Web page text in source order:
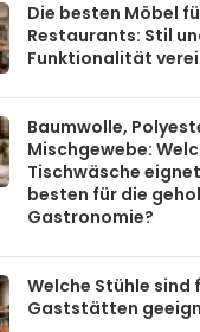
Die besten Möbel
Restaurants: Stil
Funktionalität
Baumwolle,
Mischgewebe:
Tischwäsche
besten für die
Gastronomie?
Welche Stühle sind
Gaststätten